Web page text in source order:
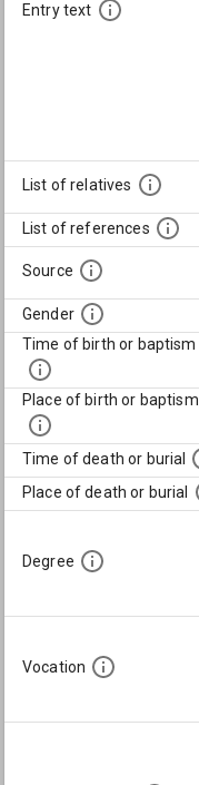
Entry text
List of relatives
List of references
Source
Gender
Time of birth or baptism
Place of birth or baptism
Time of death or burial
Place of death or burial
Degree
Vocation